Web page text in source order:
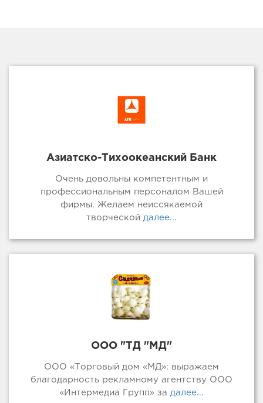
Азиатско-Тихоокеанский Банк
Очень довольны компетентным и
профессиональным персоналом Вашей
фирмы. Желаем неиссякаемой
творческой далее...
ООО "ТД "МД"
ООО «Торговый дом «МД»: выражаем
благодарность рекламному агентству ООО
«Интермедиа Групп» за далее...